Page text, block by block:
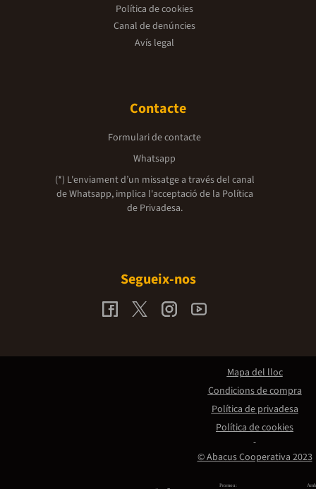
Política de cookies
Canal de denúncies
Avís legal
Contacte
Formulari de contacte
Whatsapp
(*) L'enviament d’un missatge a través del canal
de Whatsapp, implica l'acceptació de la Política
de Privadesa.
Segueix-nos
Promou:
© Abacus Cooperativa 2023
Mapa del lloc
Condicions de compra
Política de privadesa
Política de cookies